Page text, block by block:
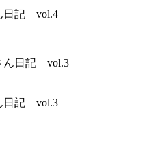
日記 vol.4
日記 vol.3